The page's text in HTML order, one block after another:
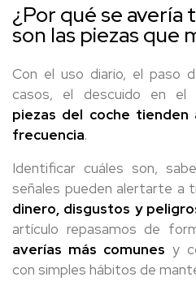
¿Por qué se avería
son las piezas que
Con el uso diario, el paso
casos, el descuido en el
piezas del coche
frecuencia.
Identificar cuáles son,
señales pueden alertarte a
dinero, disgustos y
artículo repasamos de
averías más comunes y
con simples hábitos de